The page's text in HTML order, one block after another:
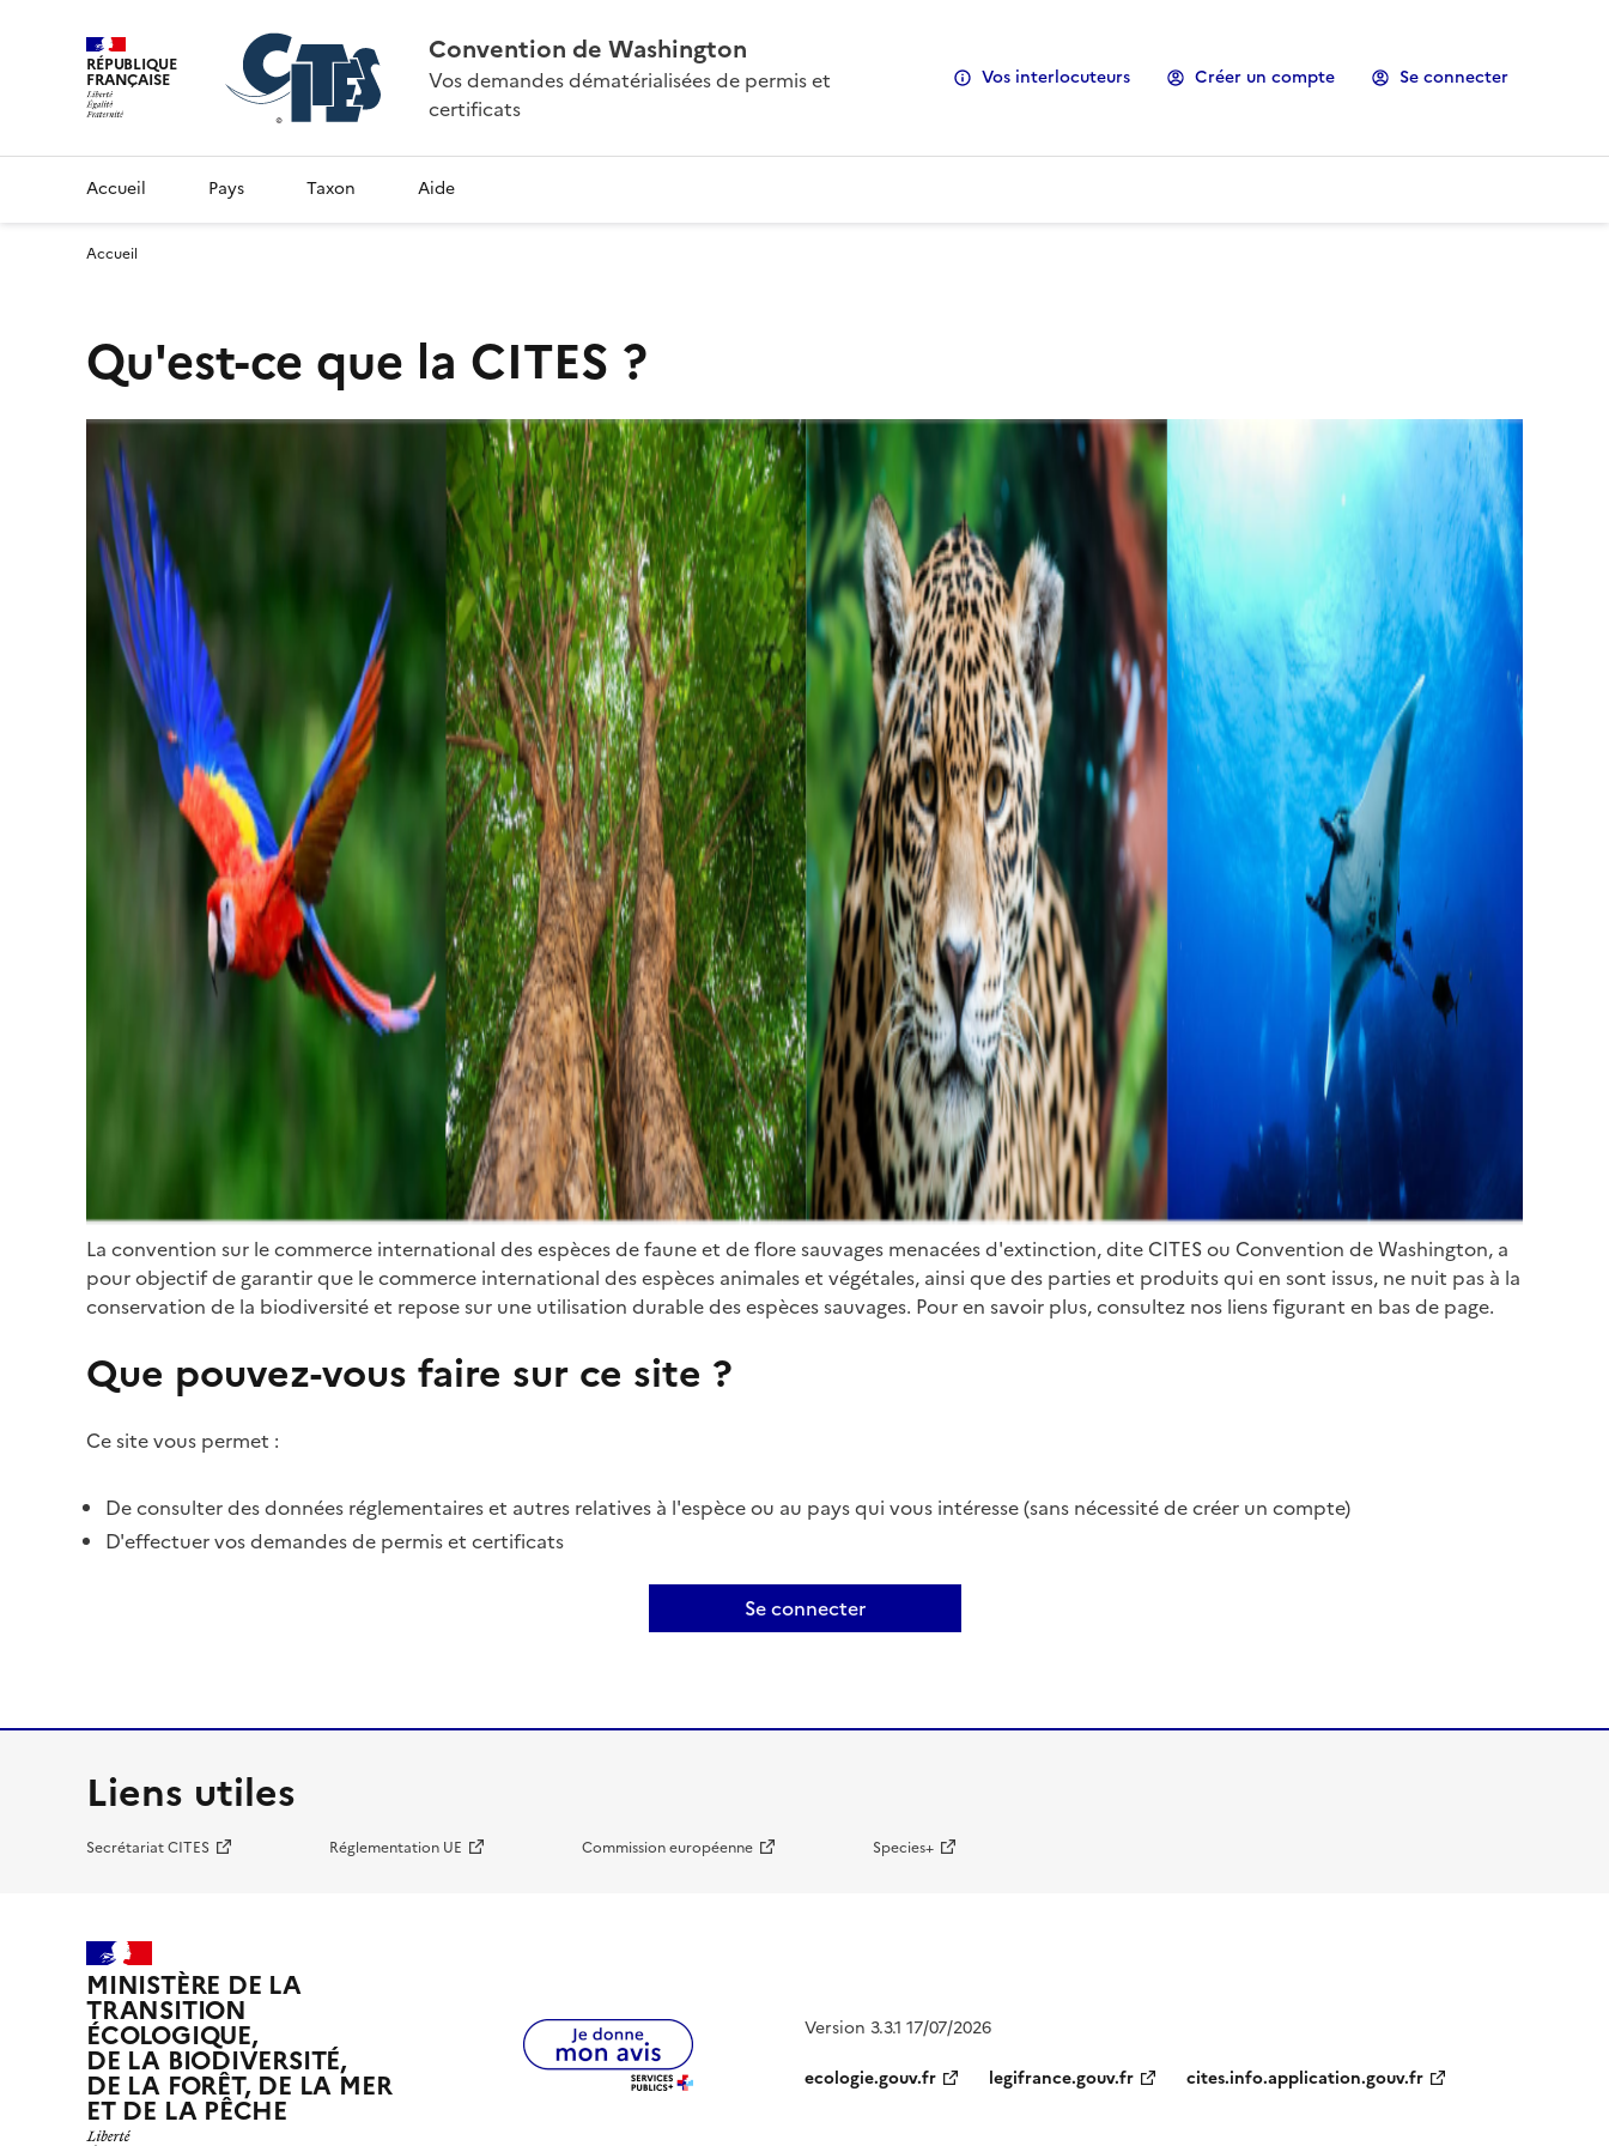
RÉPUBLIQUE
FRANÇAISE
Convention de Washington
Vos demandes dématérialisées de permis et
certificats
Vos interlocuteurs Créer un compte Se connecter
Accueil Pays Taxon Aide
Accueil
Qu'est-ce que la CITES ?
La convention sur le commerce international des espèces de faune et de flore sauvages menacées d'extinction, dite CITES ou Convention de Washington, a
pour objectif de garantir que le commerce international des espèces animales et végétales, ainsi que des parties et produits qui en sont issus, ne nuit pas à la
conservation de la biodiversité et repose sur une utilisation durable des espèces sauvages. Pour en savoir plus, consultez nos liens figurant en bas de page.
Que pouvez-vous faire sur ce site ?
Ce site vous permet :
De consulter des données réglementaires et autres relatives à l'espèce ou au pays qui vous intéresse (sans nécessité de créer un compte)
D'effectuer vos demandes de permis et certificats
Se connecter
Liens utiles
Secrétariat CITES Réglementation UE Commission européenne Species+
MINISTÈRE DE LA
TRANSITION
ÉCOLOGIQUE,
DE LA BIODIVERSITÉ,
DE LA FORÊT, DE LA MER
ET DE LA PÊCHE
Version 3.3.1 17/07/2026
ecologie.gouv.fr
legifrance.gouv.fr cites.info.application.gouv.fr